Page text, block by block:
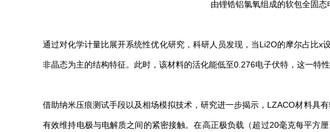
由锂锆铝氯氧组成的软包全固态
通过对化学计量比展开系统性优化研究，科研人员发现，当Li2O的摩尔占比x
非晶态为主的结构特征。此时，该材料的活化能低至0.276电子伏特，这一特
借助纳米压痕测试手段以及相场模拟技术，研究进一步揭示，LZACO材料具
有效维持电极与电解质之间的紧密接触。在高正极负载（超过20毫克每平方